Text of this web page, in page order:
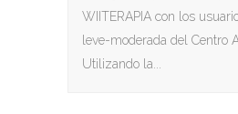
WIITERAPIA con los
leve-moderada del Centro
Utilizando la...